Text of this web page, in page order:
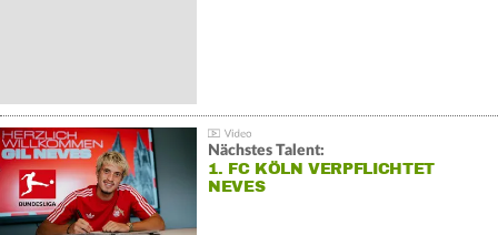
Nächstes Talent:
1. FC KÖLN VERPFLICHTET
NEVES